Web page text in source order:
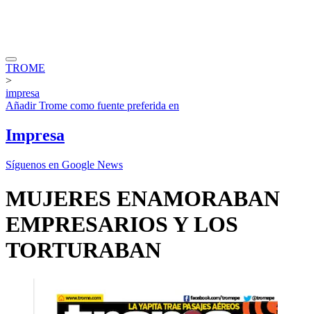
TROME
>
impresa
AñadirTrome como fuente preferida en
Impresa
Síguenos en Google News
MUJERES ENAMORABAN
EMPRESARIOS Y LOS
TORTURABAN